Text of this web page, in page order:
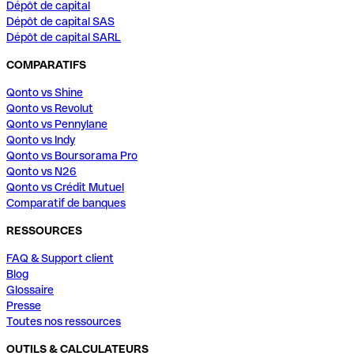
Dépôt de capital
Dépôt de capital SAS
Dépôt de capital SARL
COMPARATIFS
Qonto vs Shine
Qonto vs Revolut
Qonto vs Pennylane
Qonto vs Indy
Qonto vs Boursorama Pro
Qonto vs N26
Qonto vs Crédit Mutuel
Comparatif de banques
RESSOURCES
FAQ & Support client
Blog
Glossaire
Presse
Toutes nos ressources
OUTILS & CALCULATEURS